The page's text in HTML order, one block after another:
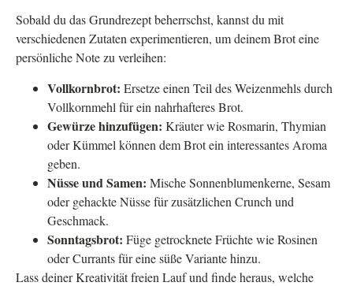
Sobald du das Grundrezept beherrschst, kannst du mit
verschiedenen Zutaten experimentieren, um deinem Brot eine
persönliche Note zu verleihen:
Vollkornbrot: Ersetze einen Teil des Weizenmehls durch
Vollkornmehl für ein nahrhafteres Brot.
Gewürze hinzufügen: Kräuter wie Rosmarin, Thymian
oder Kümmel können dem Brot ein interessantes Aroma
geben.
Nüsse und Samen: Mische Sonnenblumenkerne, Sesam
oder gehackte Nüsse für zusätzlichen Crunch und
Geschmack.
Sonntagsbrot: Füge getrocknete Früchte wie Rosinen
oder Currants für eine süße Variante hinzu.
Lass deiner Kreativität freien Lauf und finde heraus, welche